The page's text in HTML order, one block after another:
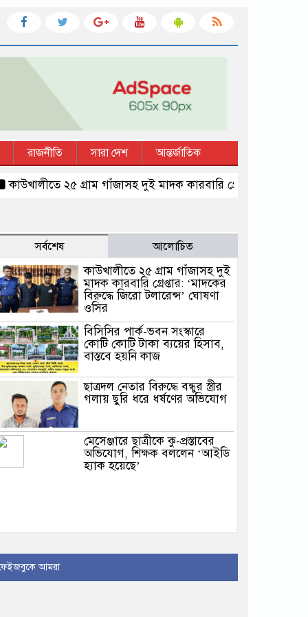
রাজনীতি সারা দেশ আন্তর্জাতিক
২৫ গ্রাম গাঁজাসহ দুই মাদক কারবারি গ্রেপ্তার: ‘মাদকের
সর্বশেষ আলোচিত
কাউখালীতে ২৫ গ্রাম গাঁজাসহ দুই
মাদক কারবারি গ্রেপ্তার: ‘মাদকের
বিরুদ্ধে জিরো টলারেন্স’ ঘোষণা
ওসির
বিসিসির পার্ক-ভবন সংস্কারে
কোটি কোটি টাকা ব্যয়ের হিসাব,
বাস্তবে হয়নি কাজ
ছাত্রদল নেতার বিরুদ্ধে বন্ধুর স্ত্রীর
গলায় ছুরি ধরে ধর্ষণের অভিযোগ
মেসেঞ্জারে ছাত্রীকে কু-প্রস্তাবের
অভিযোগ, শিক্ষক বললেন ‘আইডি
হ্যাক হয়েছে’
মায়ের কবর জিয়ারত করলেন
আমরা